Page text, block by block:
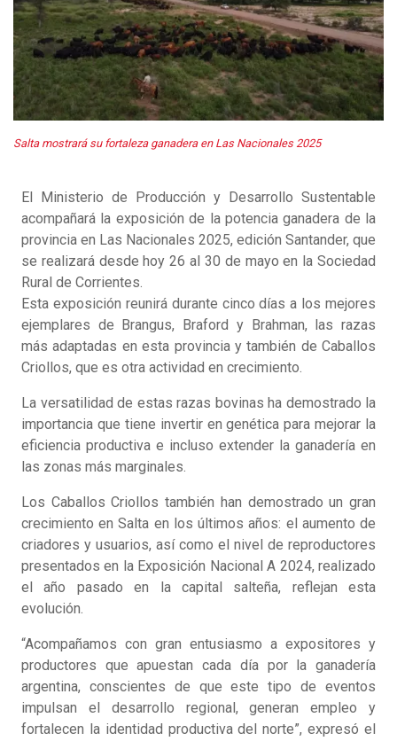
Salta mostrará su fortaleza ganadera en Las Nacionales 2025
El Ministerio de Producción y Desarrollo Sustentable
acompañará la exposición de la potencia ganadera de la
provincia en Las Nacionales 2025, edición Santander, que
se realizará desde hoy 26 al 30 de mayo en la Sociedad
Rural de Corrientes.
Esta exposición reunirá durante cinco días a los mejores
ejemplares de Brangus, Braford y Brahman, las razas
más adaptadas en esta provincia y también de Caballos
Criollos, que es otra actividad en crecimiento.
La versatilidad de estas razas bovinas ha demostrado la
importancia que tiene invertir en genética para mejorar la
eficiencia productiva e incluso extender la ganadería en
las zonas más marginales.
Los Caballos Criollos también han demostrado un gran
crecimiento en Salta en los últimos años: el aumento de
criadores y usuarios, así como el nivel de reproductores
presentados en la Exposición Nacional A 2024, realizado
el año pasado en la capital salteña, reflejan esta
evolución.
“Acompañamos con gran entusiasmo a expositores y
productores que apuestan cada día por la ganadería
argentina, conscientes de que este tipo de eventos
impulsan el desarrollo regional, generan empleo y
fortalecen la identidad productiva del norte”, expresó el